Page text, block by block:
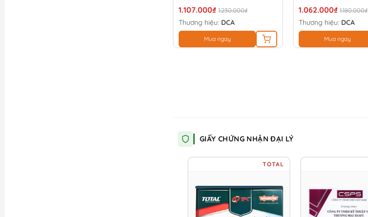
1.107.000₫ 1.230.000₫
Thương hiệu: DCA
Mua ngay
1.062.000₫ 1.180.000₫
Thương hiệu: DCA
Mua ngay
GIẤY CHỨNG NHẬN ĐẠI LÝ
TOTAL